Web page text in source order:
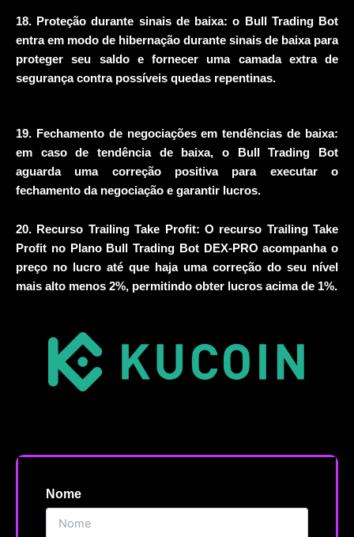
18. Proteção durante sinais de baixa: o Bull Trading Bot
entra em modo de hibernação durante sinais de baixa para
proteger seu saldo e fornecer uma camada extra de
segurança contra possíveis quedas repentinas.
19. Fechamento de negociações em tendências de baixa:
em caso de tendência de baixa, o Bull Trading Bot
aguarda uma correção positiva para executar o
fechamento da negociação e garantir lucros.
20. Recurso Trailing Take Profit: O recurso Trailing Take
Profit no Plano Bull Trading Bot DEX-PRO acompanha o
preço no lucro até que haja uma correção do seu nível
mais alto menos 2%, permitindo obter lucros acima de 1%.
Nome